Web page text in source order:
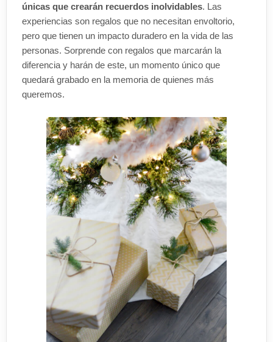
únicas que crearán recuerdos inolvidables. Las
experiencias son regalos que no necesitan envoltorio,
pero que tienen un impacto duradero en la vida de las
personas. Sorprende con regalos que marcarán la
diferencia y harán de este, un momento único que
quedará grabado en la memoria de quienes más
queremos.